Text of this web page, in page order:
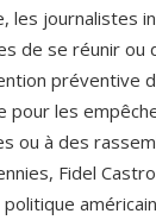
les journalistes
de se réunir ou
préventive
pour les
ou à des
Fidel